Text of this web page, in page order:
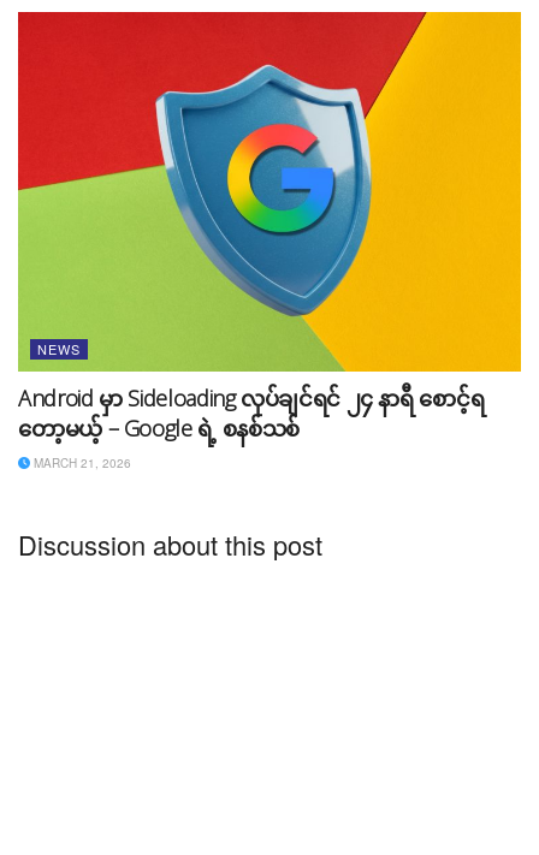
NEWS
Android မှာ Sideloading လုပ်ချင်ရင် ၂၄ နာရီ စောင့်ရ
တော့မယ့် – Google ရဲ့ စနစ်သစ်
MARCH 21, 2026
Discussion about this post